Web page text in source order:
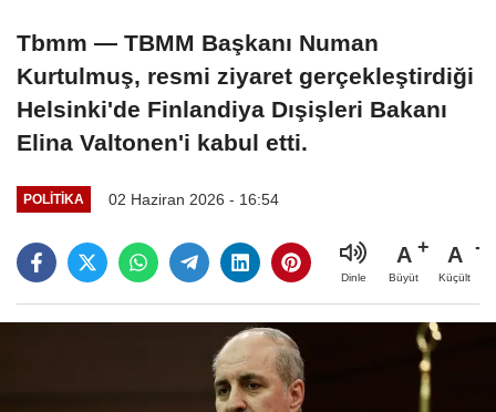
Tbmm — TBMM Başkanı Numan
Kurtulmuş, resmi ziyaret gerçekleştirdiği
Helsinki'de Finlandiya Dışişleri Bakanı
Elina Valtonen'i kabul etti.
POLITIKA 02 Haziran 2026 - 16:54
Dinle
A
Büyüt
A
Küçült